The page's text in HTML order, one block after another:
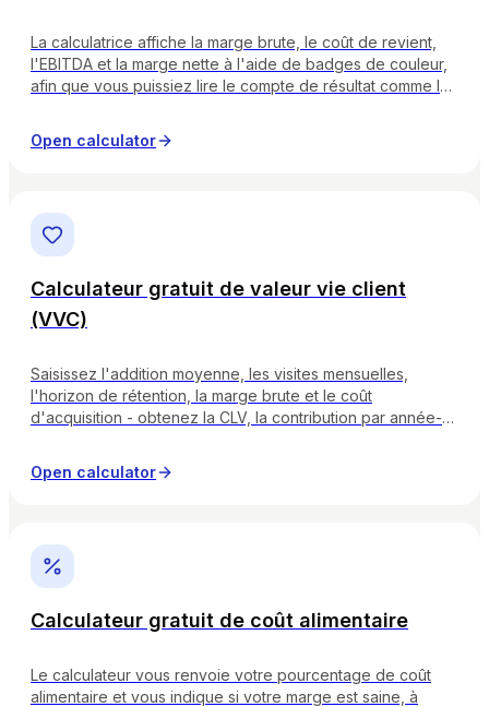
La calculatrice affiche la marge brute, le coût de revient,
l'EBITDA et la marge nette à l'aide de badges de couleur,
afin que vous puissiez lire le compte de résultat comme le
Open calculator
Calculateur gratuit de valeur vie client
(VVC)
Saisissez l'addition moyenne, les visites mensuelles,
l'horizon de rétention, la marge brute et le coût
d'acquisition - obtenez la CLV, la contribution par année-
Open calculator
Calculateur gratuit de coût alimentaire
Le calculateur vous renvoie votre pourcentage de coût
alimentaire et vous indique si votre marge est saine, à